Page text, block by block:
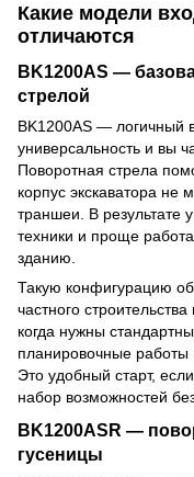
Какие модели
отличаются
BK1200AS —
стрелой
BK1200AS — логичный
универсальность и вы
Поворотная стрела
корпус экскаватора не
траншеи. В результате
техники и проще
зданию.
Такую конфигурацию
частного
когда нужны
планировочные работы
Это удобный старт,
набор возможностей
BK1200ASR —
гусеницы